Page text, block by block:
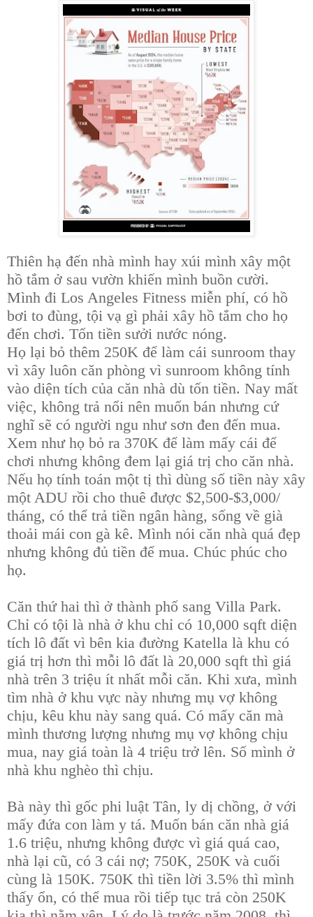
Thiên hạ đến nhà mình hay xúi mình xây một
hồ tắm ở sau vườn khiến mình buồn cười.
Mình đi Los Angeles Fitness miễn phí, có hồ
bơi to đùng, tội vạ gì phải xây hồ tắm cho họ
đến chơi. Tốn tiền sưởi nước nóng.
Họ lại bỏ thêm 250K để làm cái sunroom thay
vì xây luôn căn phòng vì sunroom không tính
vào diện tích của căn nhà dù tốn tiền. Nay mất
việc, không trả nổi nên muốn bán nhưng cứ
nghĩ sẽ có người ngu như sơn đen đến mua.
Xem như họ bỏ ra 370K để làm mấy cái để
chơi nhưng không đem lại giá trị cho căn nhà.
Nếu họ tính toán một tị thì dùng số tiền này xây
một ADU rồi cho thuê được $2,500-$3,000/
tháng, có thể trả tiền ngân hàng, sống về già
thoải mái con gà kê. Mình nói căn nhà quá đẹp
nhưng không đủ tiền để mua. Chúc phúc cho
họ.
Căn thứ hai thì ở thành phố sang Villa Park.
Chỉ có tội là nhà ở khu chỉ có 10,000 sqft diện
tích lô đất vì bên kia đường Katella là khu có
giá trị hơn thì mỗi lô đất là 20,000 sqft thì giá
nhà trên 3 triệu ít nhất mỗi căn. Khi xưa, mình
tìm nhà ở khu vực này nhưng mụ vợ không
chịu, kêu khu này sang quá. Có mấy căn mà
mình thương lượng nhưng mụ vợ không chịu
mua, nay giá toàn là 4 triệu trở lên. Số mình ở
nhà khu nghèo thì chịu.
Bà này thì gốc phi luật Tân, ly dị chồng, ở với
mấy đứa con làm y tá. Muốn bán căn nhà giá
1.6 triệu, nhưng không được vì giá quá cao,
nhà lại cũ, có 3 cái nợ; 750K, 250K và cuối
cùng là 150K. 750K thì tiền lời 3.5% thì mình
thấy ổn, có thể mua rồi tiếp tục trả còn 250K